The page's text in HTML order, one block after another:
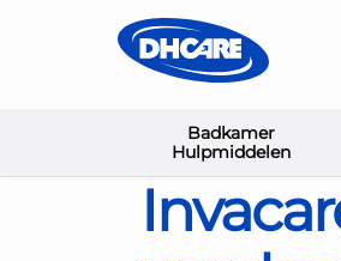
Badkamer
Hulpmiddelen
Home Bedden en Sta-op